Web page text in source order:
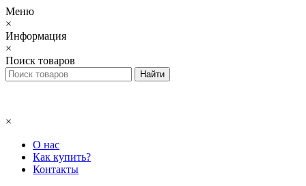
Меню
×
Информация
×
Поиск товаров
×
О нас
Как купить?
Контакты